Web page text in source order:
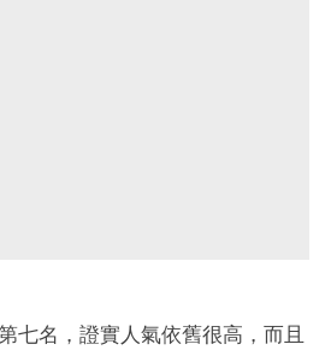
七名，證實人氣依舊很高，而且